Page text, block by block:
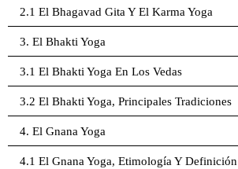
2.1 El Bhagavad Gita Y El Karma Yoga
3. El Bhakti Yoga
3.1 El Bhakti Yoga En Los Vedas
3.2 El Bhakti Yoga, Principales Tradiciones
4. El Gnana Yoga
4.1 El Gnana Yoga, Etimología Y Definición